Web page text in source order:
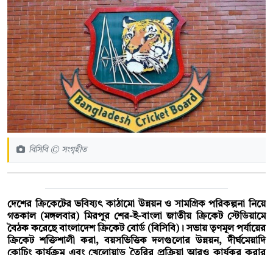
বিসিবি © সংগৃহীত
দেশের ক্রিকেটের ভবিষ্যৎ কাঠামো উন্নয়ন ও সামগ্রিক পরিকল্পনা নিয়ে
গতকাল (মঙ্গলবার) মিরপুর শের-ই-বাংলা জাতীয় ক্রিকেট স্টেডিয়ামে
বৈঠক করেছে বাংলাদেশ ক্রিকেট বোর্ড (বিসিবি)। সভায় তৃণমূল পর্যায়ের
ক্রিকেট শক্তিশালী করা, বয়সভিত্তিক দলগুলোর উন্নয়ন, দীর্ঘমেয়াদি
কোচিং কার্যক্রম এবং খেলোয়াড় তৈরির প্রক্রিয়া আরও কার্যকর করার